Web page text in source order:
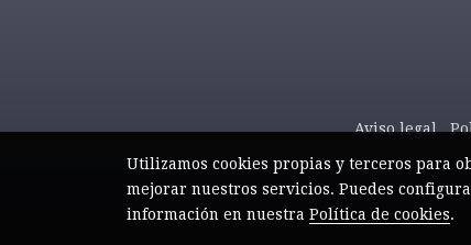
Aviso legal
Utilizamos cookies propias y terceros para
mejorar nuestros servicios. Puedes
información en nuestra Política de cookies.